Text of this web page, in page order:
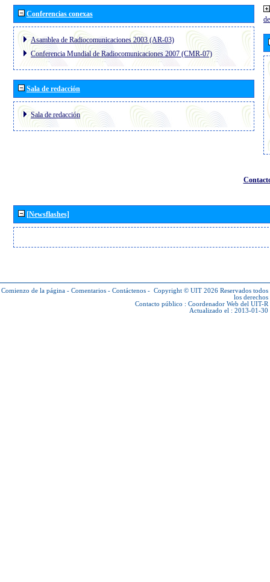
Conferencias conexas
Asamblea de Radiocomunicaciones 2003 (AR-03)
Conferencia Mundial de Radiocomunicaciones 2007 (CMR-07)
Sala de redacción
Sala de redacción
[Newsflashes]
Comienzo de la página - Comentarios - Contáctenos - Copyright © UIT 2026 Reservados todos
los derechos
Contacto público : Coordenador Web del UIT-R
Actualizado el : 2013-01-30